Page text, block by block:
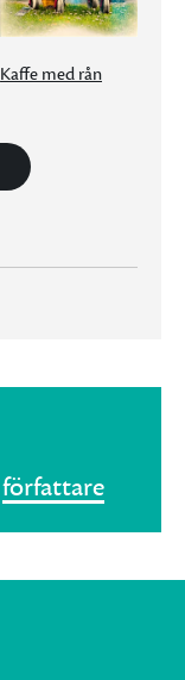
Kaffe med rån
författare